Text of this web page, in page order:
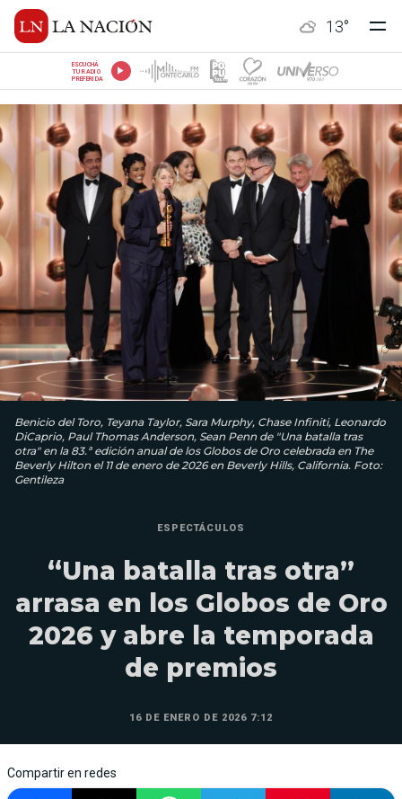
13°
ESCUCHÁ
TU RADIO
PREFERIDA
Benicio del Toro, Teyana Taylor, Sara Murphy, Chase Infiniti, Leonardo
DiCaprio, Paul Thomas Anderson, Sean Penn de "Una batalla tras
otra" en la 83.ª edición anual de los Globos de Oro celebrada en The
Beverly Hilton el 11 de enero de 2026 en Beverly Hills, California. Foto:
Gentileza
ESPECTÁCULOS
“Una batalla tras otra”
arrasa en los Globos de Oro
2026 y abre la temporada
de premios
16 DE ENERO DE 2026 7:12
Compartir en redes